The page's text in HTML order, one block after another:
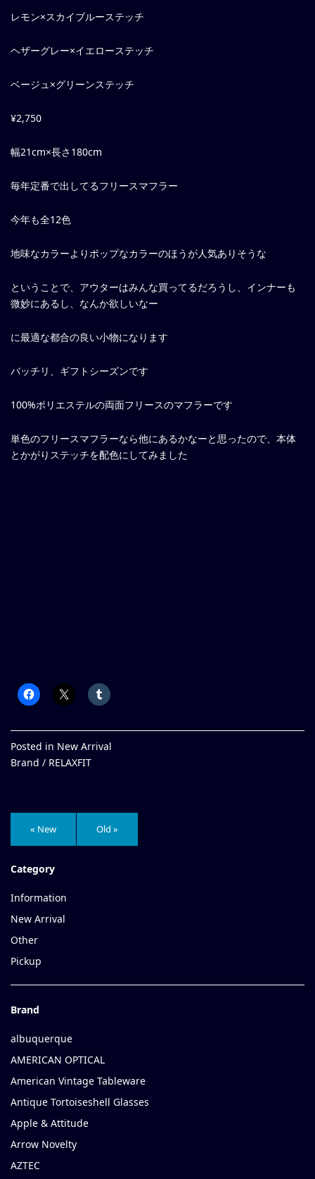
レモン×スカイブルーステッチ
ヘザーグレー×イエローステッチ
ベージュ×グリーンステッチ
¥2,750
幅21cm×長さ180cm
毎年定番で出してるフリースマフラー
今年も全12色
地味なカラーよりポップなカラーのほうが人気ありそうな
ということで、アウターはみんな買ってるだろうし、インナーも
微妙にあるし、なんか欲しいなー
に最適な都合の良い小物になります
バッチリ、ギフトシーズンです
100%ポリエステルの両面フリースのマフラーです
単色のフリースマフラーなら他にあるかなーと思ったので、本体
とかがりステッチを配色にしてみました
Posted in New Arrival
Brand / RELAXFIT
« New Old »
Category
Information
New Arrival
Other
Pickup
Brand
albuquerque
AMERICAN OPTICAL
American Vintage Tableware
Antique Tortoiseshell Glasses
Apple & Attitude
Arrow Novelty
AZTEC